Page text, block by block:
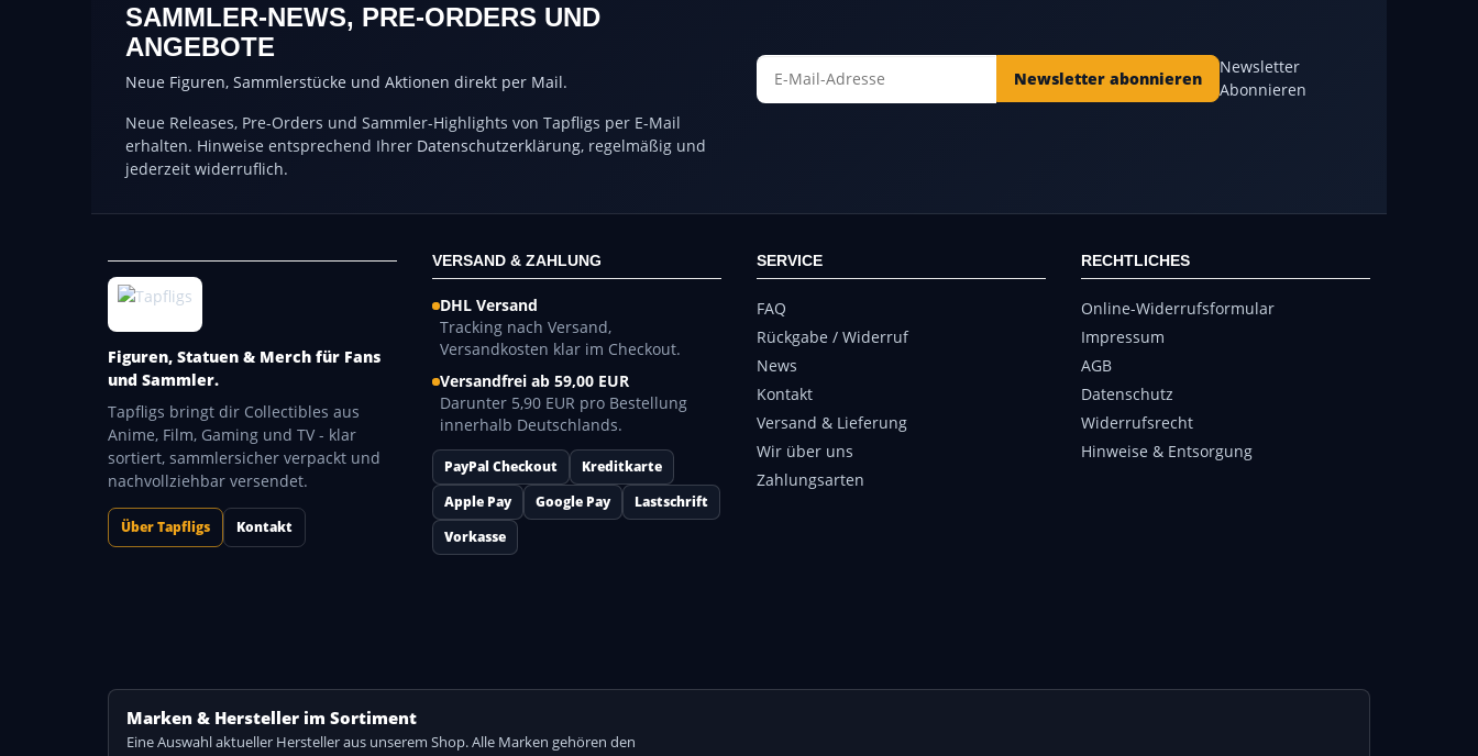
SAMMLER-NEWS, PRE-ORDERS UND
ANGEBOTE
Neue Figuren, Sammlerstücke und Aktionen direkt per Mail.
Neue Releases, Pre-Orders und Sammler-Highlights von Tapfligs per E-Mail
erhalten. Hinweise entsprechend Ihrer Datenschutzerklärung, regelmäßig und
jederzeit widerruflich.
Newsletter abonnieren
Newsletter
Abonnieren
VERSAND & ZAHLUNG
DHL Versand
Tracking nach Versand,
Versandkosten klar im Checkout.
Versandfrei ab 59,00 EUR
Darunter 5,90 EUR pro Bestellung
innerhalb Deutschlands.
PayPal Checkout
Kreditkarte
Apple Pay
Google Pay
Lastschrift
Vorkasse
SERVICE
FAQ
Rückgabe / Widerruf
News
Kontakt
Versand & Lieferung
Wir über uns
Zahlungsarten
RECHTLICHES
Online-Widerrufsformular
Impressum
AGB
Datenschutz
Widerrufsrecht
Hinweise & Entsorgung
Figuren, Statuen & Merch für Fans
und Sammler.
Tapfligs bringt dir Collectibles aus
Anime, Film, Gaming und TV - klar
sortiert, sammlersicher verpackt und
nachvollziehbar versendet.
Über Tapfligs Kontakt
Marken & Hersteller im Sortiment
Eine Auswahl aktueller Hersteller aus unserem Shop. Alle Marken gehören den